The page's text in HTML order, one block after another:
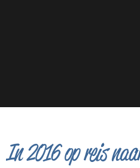
In 2016 op reis